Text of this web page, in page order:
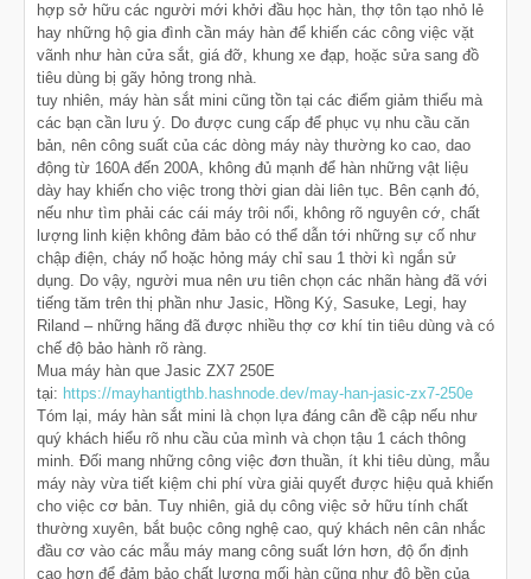
hợp sở hữu các người mới khởi đầu học hàn, thợ tôn tạo nhỏ lẻ
hay những hộ gia đình cần máy hàn để khiến các công việc vặt
vãnh như hàn cửa sắt, giá đỡ, khung xe đạp, hoặc sửa sang đồ
tiêu dùng bị gãy hỏng trong nhà.
tuy nhiên, máy hàn sắt mini cũng tồn tại các điểm giảm thiểu mà
các bạn cần lưu ý. Do được cung cấp để phục vụ nhu cầu căn
bản, nên công suất của các dòng máy này thường ko cao, dao
động từ 160A đến 200A, không đủ mạnh để hàn những vật liệu
dày hay khiến cho việc trong thời gian dài liên tục. Bên cạnh đó,
nếu như tìm phải các cái máy trôi nổi, không rõ nguyên cớ, chất
lượng linh kiện không đảm bảo có thể dẫn tới những sự cố như
chập điện, cháy nổ hoặc hỏng máy chỉ sau 1 thời kì ngắn sử
dụng. Do vậy, người mua nên ưu tiên chọn các nhãn hàng đã với
tiếng tăm trên thị phần như Jasic, Hồng Ký, Sasuke, Legi, hay
Riland – những hãng đã được nhiều thợ cơ khí tin tiêu dùng và có
chế độ bảo hành rõ ràng.
Mua máy hàn que Jasic ZX7 250E
tại: https://mayhantigthb.hashnode.dev/may-han-jasic-zx7-250e
Tóm lại, máy hàn sắt mini là chọn lựa đáng cân đề cập nếu như
quý khách hiểu rõ nhu cầu của mình và chọn tậu 1 cách thông
minh. Đối mang những công việc đơn thuần, ít khi tiêu dùng, mẫu
máy này vừa tiết kiệm chi phí vừa giải quyết được hiệu quả khiến
cho việc cơ bản. Tuy nhiên, giả dụ công việc sở hữu tính chất
thường xuyên, bắt buộc công nghệ cao, quý khách nên cân nhắc
đầu cơ vào các mẫu máy mang công suất lớn hơn, độ ổn định
cao hơn để đảm bảo chất lượng mối hàn cũng như độ bền của